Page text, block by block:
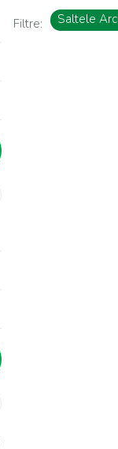
Filtre: Saltele